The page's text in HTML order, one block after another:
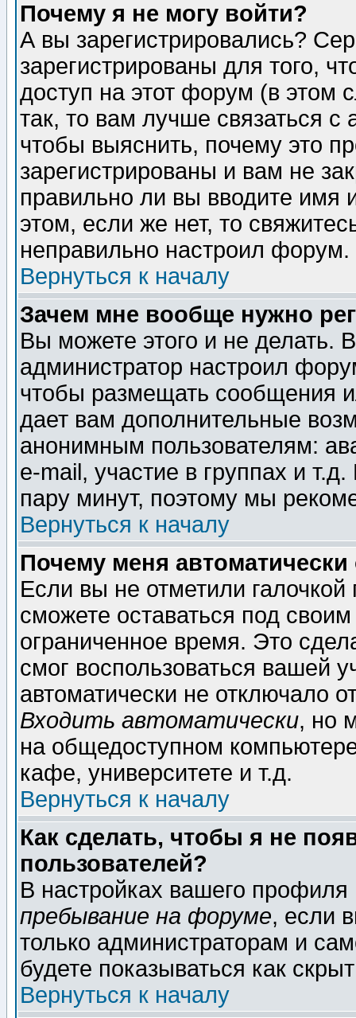
Почему я не могу войти?
А вы зарегистрировались?
зарегистрированы для того,
доступ на этот форум (в этом
так, то вам лучше связаться
чтобы выяснить, почему это
зарегистрированы и вам не
правильно ли вы вводите
этом, если же нет, то
неправильно настроил форум.
Вернуться к началу
Зачем мне вообще нужно
Вы можете этого и не делать.
администратор настроил
чтобы размещать сообщения
дает вам дополнительные
анонимным пользователям:
e-mail, участие в группах и
пару минут, поэтому мы
Вернуться к началу
Почему меня автоматически
Если вы не отметили галочкой
сможете оставаться под
ограниченное время. Это
смог воспользоваться вашей
автоматически не отключало
Входить автоматически, но
на общедоступном
кафе, университете и т.д.
Вернуться к началу
Как сделать, чтобы я не
пользователей?
В настройках вашего
пребывание на форуме, если
только администраторам и
будете показываться как
Вернуться к началу